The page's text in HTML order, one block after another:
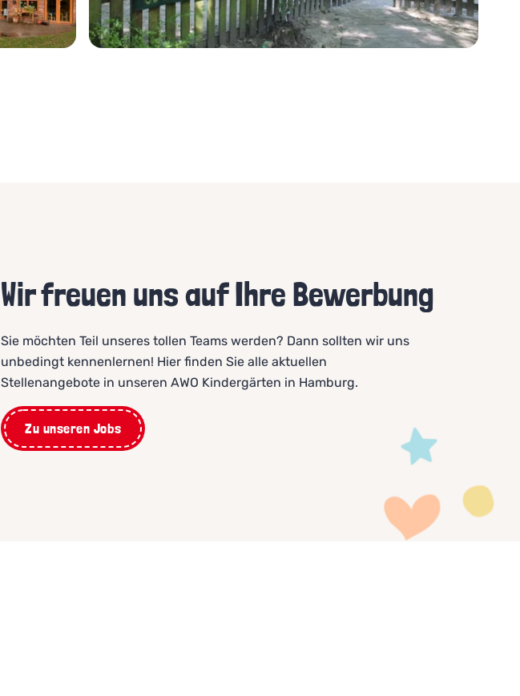
Wir freuen uns auf Ihre Bewerbung
Sie möchten Teil unseres tollen Teams werden? Dann sollten wir uns
unbedingt kennenlernen! Hier finden Sie alle aktuellen
Stellenangebote in unseren AWO Kindergärten in Hamburg.
Zu unseren Jobs